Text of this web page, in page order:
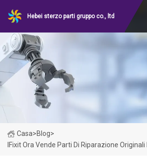
Hebei sterzo parti gruppo co., ltd
Casa>Blog>
IFixit Ora Vende Parti Di Riparazione